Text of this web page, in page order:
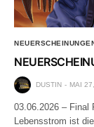
DUSTIN MAI
03.06.2026 – Final
Lebensstrom ist